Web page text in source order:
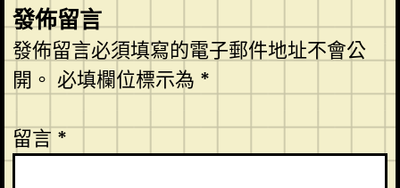
發佈留言
發佈留言必須填寫的電子郵件地址不會公
開。 必填欄位標示為 *
留言 *